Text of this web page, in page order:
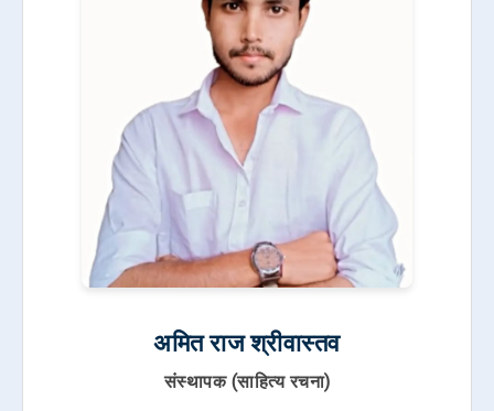
अमित राज श्रीवास्तव
संस्थापक (साहित्य रचना)